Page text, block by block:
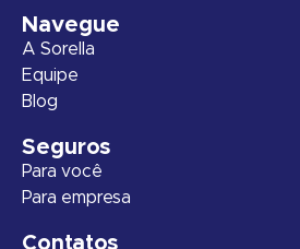
Navegue
A Sorella
Equipe
Blog
Seguros
Para você
Para empresa
Contatos